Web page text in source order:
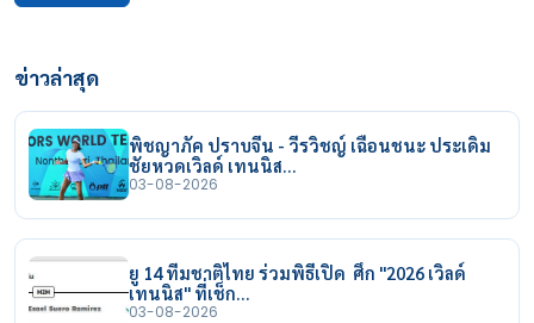
ข่าวล่าสุด
พิชญาภัค ปราบจีน - วีรวิชญ์ เฉือนชนะ ประเดิม
ชัยหวดเวิลด์ เทนนิส…
03-08-2026
ยู 14 ทีมชาติไทย ร่วมพิธีเปิด ศึก "2026 เวิลด์
เทนนิส" ที่เช็ก…
03-08-2026